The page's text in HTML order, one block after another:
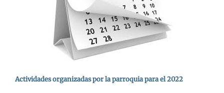
Actividades organizadas por la parroquia para el 2022